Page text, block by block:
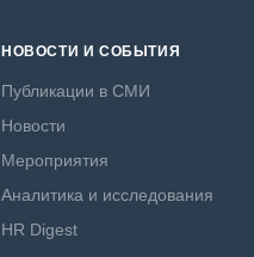
НОВОСТИ И СОБЫТИЯ
Публикации в СМИ
Новости
Мероприятия
Аналитика и исследования
HR Digest